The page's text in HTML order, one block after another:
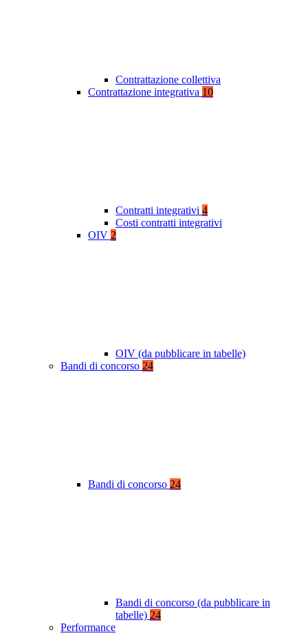
Contrattazione collettiva
Contrattazione integrativa 10
Contratti integrativi 4
Costi contratti integrativi
OIV 2
OIV (da pubblicare in tabelle)
Bandi di concorso 24
Bandi di concorso 24
Bandi di concorso (da pubblicare in
tabelle) 24
Performance